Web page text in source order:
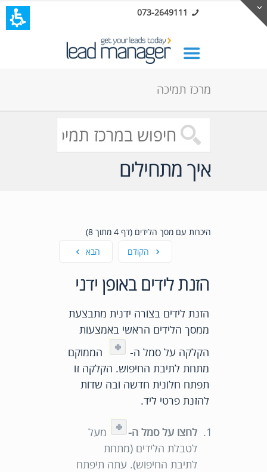
073-2649111
מרכז תמיכה
איך מתחילים
היכרות עם מסך הלידים (דף 4 מתוך 8)
הקודם
הבא
הזנת לידים באופן ידני
הזנת לידים בצורה ידנית מתבצעת
ממסך הלידים הראשי באמצעות
הקלקה על סמל ה-
הממוקם
מתחת לתיבת החיפוש. הקלקה זו
תפתח חלונית חדשה ובה שדות
להזנת פרטי ליד.
לחצו על סמל ה-
מעל
לטבלת הלידים (מתחת
לתיבת החיפוש). עתה תיפתח